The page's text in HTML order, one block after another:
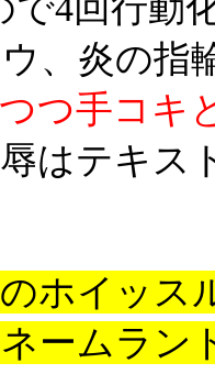
で4回行動
、炎の指
つ手コキ
はテキス
ホイッス
ネームラン